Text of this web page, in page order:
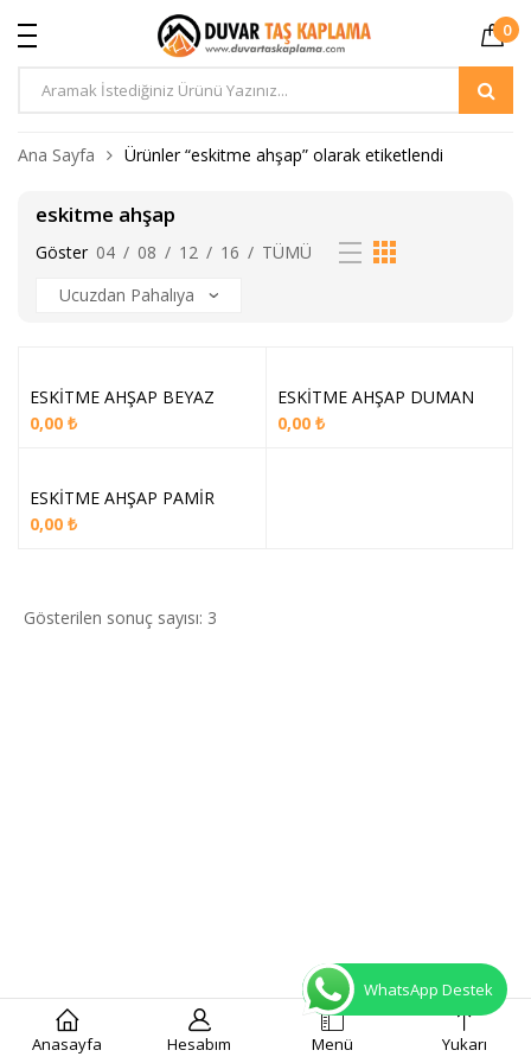
0
Ürün
Anasayfa Hesabım Menü Yukarı
Ana Sayfa Ürünler “eskitme ahşap” olarak etiketlendi
eskitme ahşap
Göster 04 / 08 / 12 / 16 / TÜMÜ
ESKİTME AHŞAP BEYAZ
0,00 ₺
ESKİTME AHŞAP DUMAN
0,00 ₺
ESKİTME AHŞAP PAMİR
0,00 ₺
Gösterilen sonuç sayısı: 3
WhatsApp Destek